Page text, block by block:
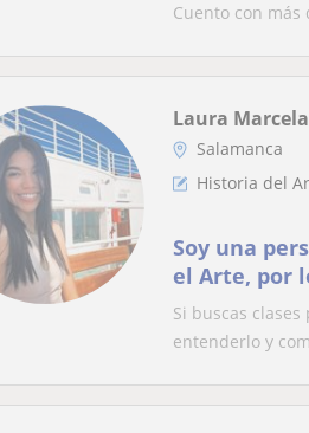
Cuento con
Laura Marcela
Salamanca
Historia del
Soy una
el Arte, por
jovenes y
Si buscas
entenderlo y